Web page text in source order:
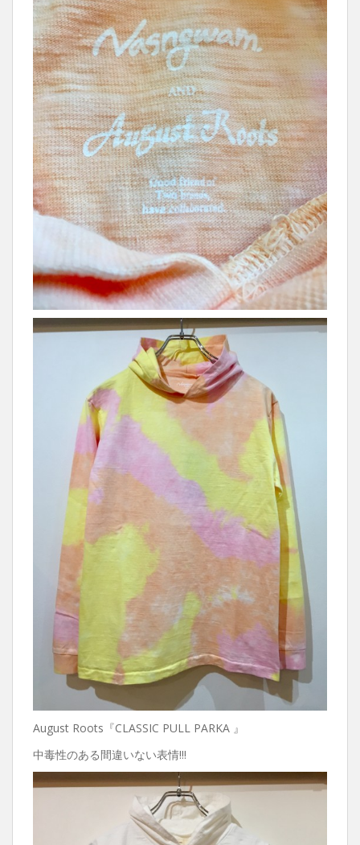
August Roots『CLASSIC PULL PARKA 』
中毒性のある間違いない表情!!!